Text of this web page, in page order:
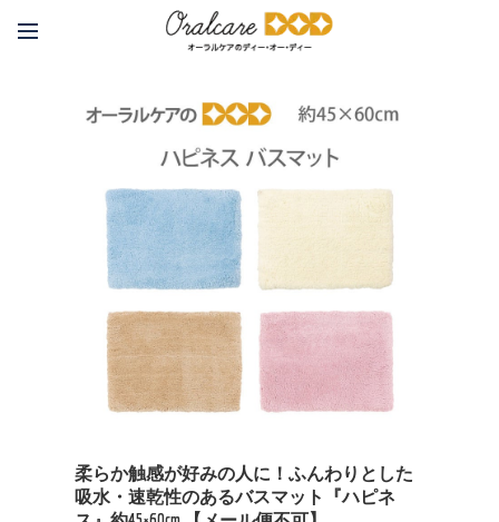
柔らか触感が好みの人に！ふんわりとした
吸水・速乾性のあるバスマット『ハピネ